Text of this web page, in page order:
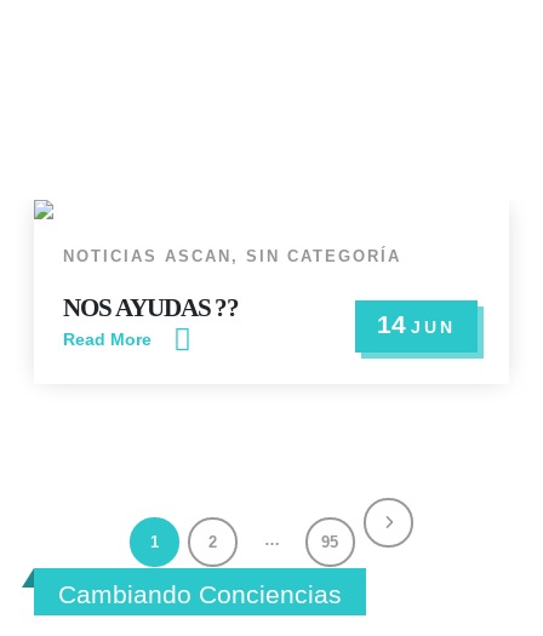
14 JUN
NOTICIAS ASCAN , SIN CATEGORÍA
NOS AYUDAS ??
Read More
1 2 … 95
Cambiando Conciencias
ASCAN | Asociación Solidaría Conciencia